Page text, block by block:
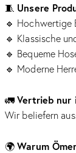
🧵 Unsere
🔹 Hochwertige
🔹 Klassische
🔹 Bequeme
🔹 Moderne
🚛Vertrieb nur
Wir beliefern
🌍Warum